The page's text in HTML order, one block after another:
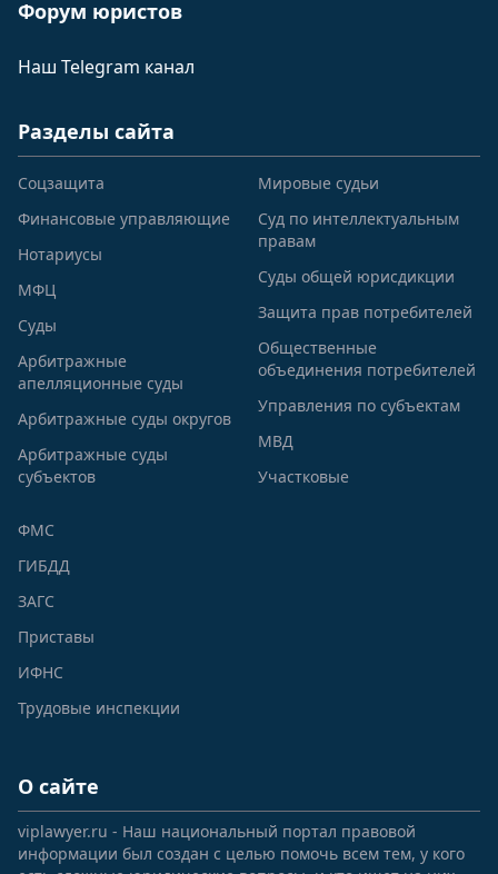
Форум юристов
Наш Telegram канал
Разделы сайта
Соцзащита
Финансовые управляющие
Нотариусы
МФЦ
Суды
Арбитражные
апелляционные суды
Арбитражные суды округов
Арбитражные суды
субъектов
Мировые судьи
Суд по интеллектуальным
правам
Суды общей юрисдикции
Защита прав потребителей
Общественные
объединения потребителей
Управления по субъектам
МВД
Участковые
ФМС
ГИБДД
ЗАГС
Приставы
ИФНС
Трудовые инспекции
О сайте
viplawyer.ru - Наш национальный портал правовой
информации был создан с целью помочь всем тем, у кого